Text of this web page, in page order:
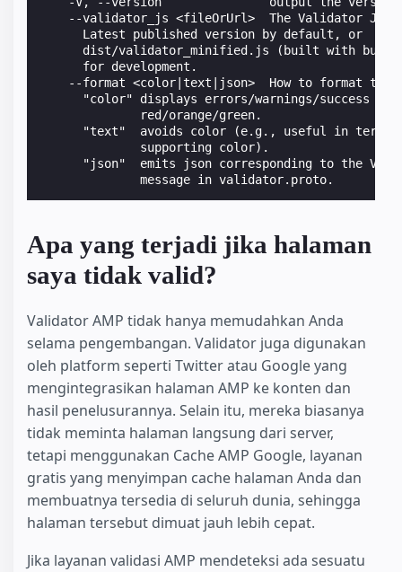
--validator_js <fileOrUrl>  The Validator
      Latest published version by default, or
dist/validator_minified.js (built with
      for development.
--format <color|text|json>  How to format the
      "color" displays errors/warnings/success in
              red/orange/green.
"text"  avoids color (e.g., useful in
              supporting color).
"json"  emits json corresponding to the
              message in validator.proto.
Apa yang terjadi jika halaman
saya tidak valid?
Validator AMP tidak hanya memudahkan Anda
selama pengembangan. Validator juga digunakan
oleh platform seperti Twitter atau Google yang
mengintegrasikan halaman AMP ke konten dan
hasil penelusurannya. Selain itu, mereka biasanya
tidak meminta halaman langsung dari server,
tetapi menggunakan Cache AMP Google, layanan
gratis yang menyimpan cache halaman Anda dan
membuatnya tersedia di seluruh dunia, sehingga
halaman tersebut dimuat jauh lebih cepat.
Jika layanan validasi AMP mendeteksi ada sesuatu